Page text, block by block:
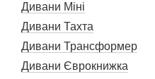
Дивани Міні
Дивани Тахта
Дивани Трансформер
Дивани Єврокнижка